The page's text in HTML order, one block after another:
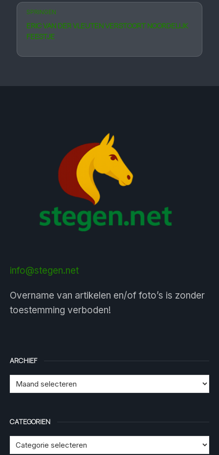
SPRINGEN
ERIC VAN DER VLEUTEN VERSTOORT NOORDELIJK
FEESTJE
info@stegen.net
Overname van artikelen en/of foto’s is zonder
toestemming verboden!
ARCHIEF
CATEGORIEN